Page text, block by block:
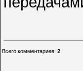
Всего комментариев: 2